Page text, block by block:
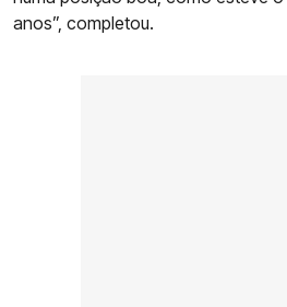
anos”, completou.